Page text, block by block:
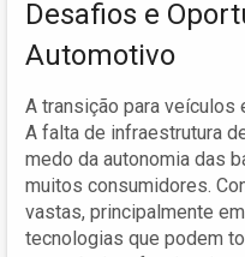
Desafios e
Automotivo
A transição para
A falta de infraestrutura
medo da autonomia das
muitos consumidores.
vastas, principalmente
tecnologias que podem